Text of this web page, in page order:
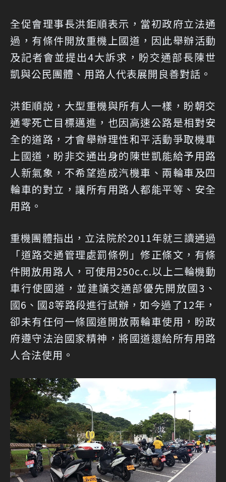
全促會理事長洪鉅順表示，當初政府立法通
過，有條件開放重機上國道，因此舉辦活動
及記者會並提出4大訴求，盼交通部長陳世
凱與公民團體、用路人代表展開良善對話。
洪鉅順說，大型重機與所有人一樣，盼朝交
通零死亡目標邁進，也因高速公路是相對安
全的道路，才會舉辦理性和平活動爭取機車
上國道，盼非交通出身的陳世凱能給予用路
人新氣象，不希望造成汽機車、兩輪車及四
輪車的對立，讓所有用路人都能平等、安全
用路。
重機團體指出，立法院於2011年就三讀通過
「道路交通管理處罰條例」修正條文，有條
件開放用路人，可使用250c.c.以上二輪機動
車行使國道，並建議交通部優先開放國3、
國6、國8等路段進行試辦，如今過了12年，
卻未有任何一條國道開放兩輪車使用，盼政
府遵守法治國家精神，將國道還給所有用路
人合法使用。